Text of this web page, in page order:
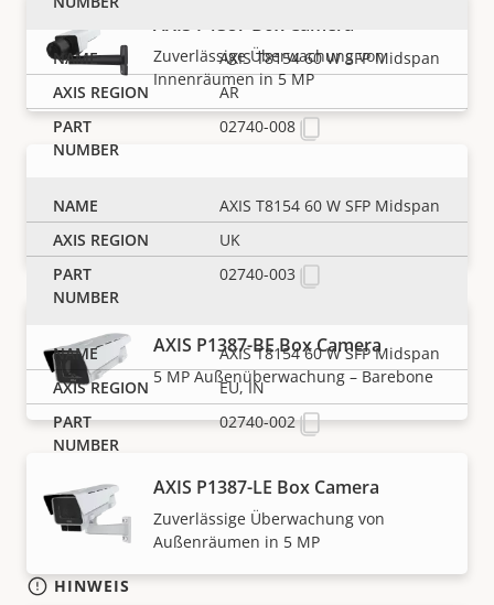
AXIS P1387 Box Camera
Zuverlässige Überwachung von
Innenräumen in 5 MP
5 MP Innenüberwachung – Barebone
AXIS P1387-BE Box Camera
5 MP Außenüberwachung – Barebone
AXIS P1387-LE Box Camera
Zuverlässige Überwachung von
Außenräumen in 5 MP
AXIS T8154 60 W SFP Midspan
AR
02740-008
AXIS T8154 60 W SFP Midspan
UK
02740-003
AXIS T8154 60 W SFP Midspan
EU, IN
02740-002
HINWEIS